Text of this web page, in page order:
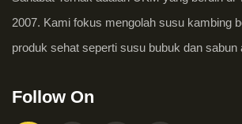
2007. Kami fokus mengolah susu kambing
produk sehat seperti susu bubuk dan sabun
Follow On